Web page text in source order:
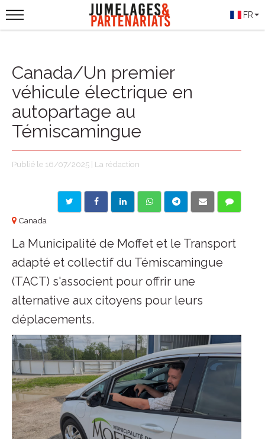
FR
Canada/Un premier
véhicule électrique en
autopartage au
Témiscamingue
Publié le 16/07/2025 | La rédaction
Canada
La Municipalité de Moffet et le Transport
adapté et collectif du Témiscamingue
(TACT) s'associent pour offrir une
alternative aux citoyens pour leurs
déplacements.